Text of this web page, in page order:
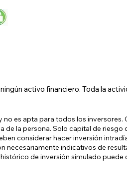
activo financiero. Toda la
es apta para todos los inversores.
de la persona. Solo capital de riesgo
considerar hacer inversión
necesariamente indicativos de
de inversión simulado puede